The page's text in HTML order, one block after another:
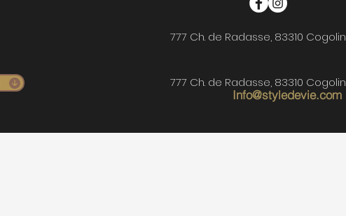
777 Ch. de Radasse, 83310 Cogolin
Info@styledevie.com
777 Ch. de Radasse, 83310 Cogolin